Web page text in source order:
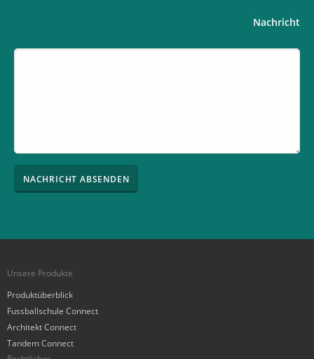
Nachricht
Unsere Produkte
Produktüberblick
Fussballschule Connect
Architekt Connect
Tandem Connect